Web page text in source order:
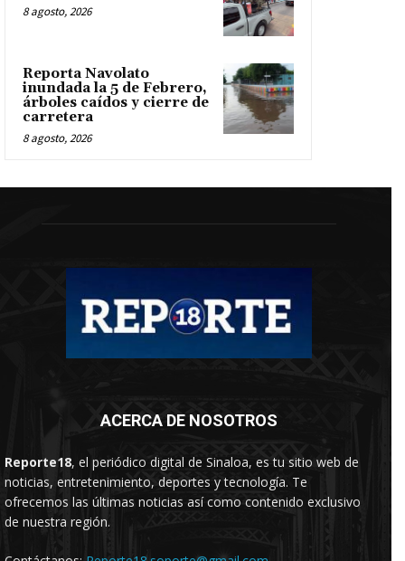
8 agosto, 2026
Reporta Navolato
inundada la 5 de Febrero,
árboles caídos y cierre de
carretera
8 agosto, 2026
ACERCA DE NOSOTROS
Reporte18, el periódico digital de Sinaloa, es tu sitio web de
noticias, entretenimiento, deportes y tecnología. Te
ofrecemos las últimas noticias así como contenido exclusivo
de nuestra región.